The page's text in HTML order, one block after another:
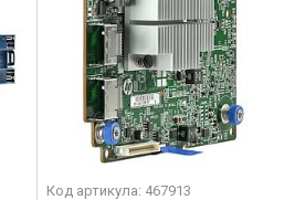
Код артикула: 467913